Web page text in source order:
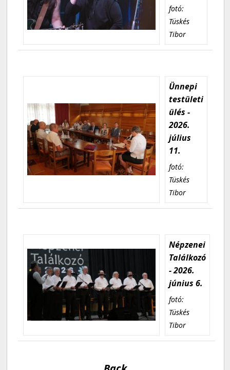
fotó:
Tüskés
Tibor
Ünnepi
testületi
ülés -
2026.
július
11.
fotó:
Tüskés
Tibor
Népzenei
Találkozó
- 2026.
június 6.
fotó:
Tüskés
Tibor